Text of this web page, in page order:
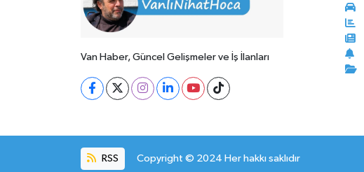
Van Haber, Güncel Gelişmeler ve İş İlanları
RSS Copyright © 2024 Her hakkı saklıdır